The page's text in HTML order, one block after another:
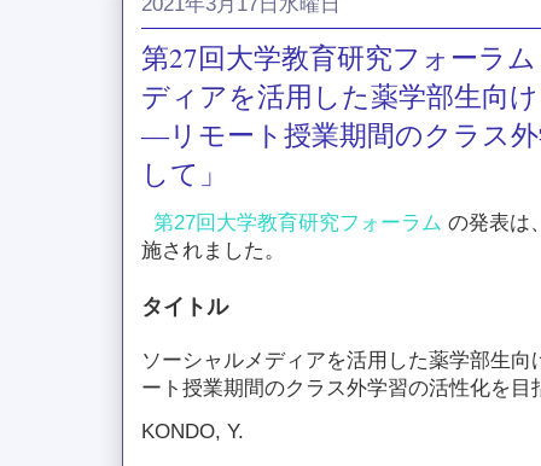
第27回大学教育研究フォーラ
ディアを活用した薬学部生向
―リモート授業期間のクラス
して」
第27回大学教育研究フォーラム の発表は
施されました。
タイトル
ソーシャルメディアを活用した薬学部生
ート授業期間のクラス外学習の活性化を目
KONDO, Y.